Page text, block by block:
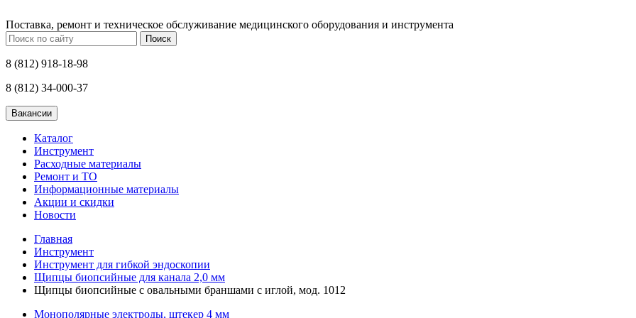
Поставка, ремонт и техническое обслуживание медицинского оборудования и инструмента
Поиск
8 (812) 918-18-98
8 (812) 34-000-37
Каталог
Инструмент
Расходные материалы
Ремонт и ТО
Информационные материалы
Акции и скидки
Новости
Главная
Инструмент
Инструмент для гибкой эндоскопии
Щипцы биопсийные для канала 2,0 мм
Щипцы биопсийные с овальными браншами с иглой, мод. 1012
Монополярные электроды, штекер 4 мм